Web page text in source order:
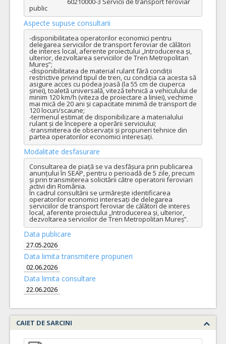
public
Aspecte supuse consultarii
-disponibilitatea operatorilor economici pentru
delegarea serviciilor de transport feroviar de călători
de interes local, aferente proiectului „Introducerea și,
ulterior, dezvoltarea serviciilor de Tren Metropolitan
Mureș”;
-disponibilitatea de material rulant fără condiții
restrictive privind tipul de tren, cu condiția ca acesta să
asigure acces cu podea joasă (la 55 cm de ciuperca
șinei), toaletă universală, viteză tehnică a vehiculului de
minim 120 km/h (viteza de proiectare a liniei), vechime
mai mică de 20 ani și capacitate minimă de transport de
120 locuri/scaune;
-termenul estimat de disponibilizare a materialului
rulant și de începere a operării serviciului;
-transmiterea de observații și propuneri tehnice din
partea operatorilor economici interesați.
Modalitate desfasurare
Consultarea de piață se va desfășura prin publicarea
anunțului în SEAP, pentru o perioadă de 5 zile, precum
și prin transmiterea solicitării către operatorii feroviari
activi din România.
În cadrul consultării se urmărește identificarea
operatorilor economici interesați de delegarea
serviciilor de transport feroviar de călători de interes
local, aferente proiectului „Introducerea și, ulterior,
dezvoltarea serviciilor de Tren Metropolitan Mureș”.
Data publicare
27.05.2026
Data limita transmitere propuneri
02.06.2026
Data limita consultare
22.06.2026
CAIET DE SARCINI